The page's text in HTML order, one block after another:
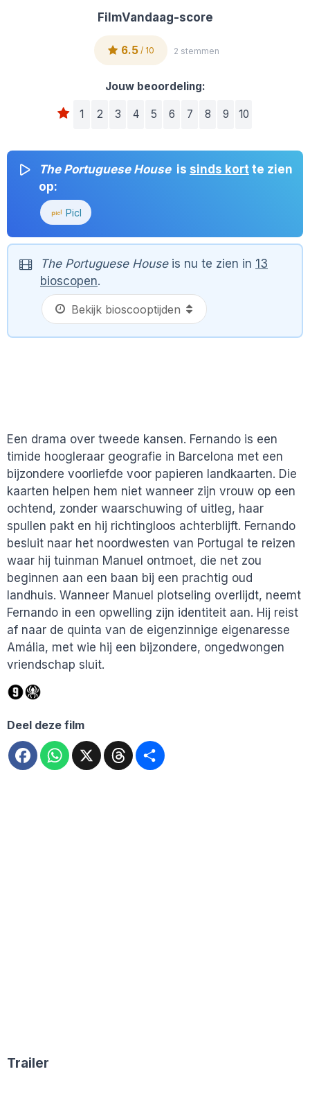
FilmVandaag-score
6.5/ 10 2 stemmen
Jouw beoordeling:
1 2 3 4 5 6 7 8 9 10
The Portuguese House is sinds kort te zien
op:
Picl
The Portuguese Houseis nu te zien in 13
bioscopen.
Een drama over tweede kansen. Fernando is een
timide hoogleraar geografie in Barcelona met een
bijzondere voorliefde voor papieren landkaarten. Die
kaarten helpen hem niet wanneer zijn vrouw op een
ochtend, zonder waarschuwing of uitleg, haar
spullen pakt en hij richtingloos achterblijft. Fernando
besluit naar het noordwesten van Portugal te reizen
waar hij tuinman Manuel ontmoet, die net zou
beginnen aan een baan bij een prachtig oud
landhuis. Wanneer Manuel plotseling overlijdt, neemt
Fernando in een opwelling zijn identiteit aan. Hij reist
af naar de quinta van de eigenzinnige eigenaresse
Amália, met wie hij een bijzondere, ongedwongen
vriendschap sluit.
Deel deze film
FacebookWhatsApp
X Threads
Trailer